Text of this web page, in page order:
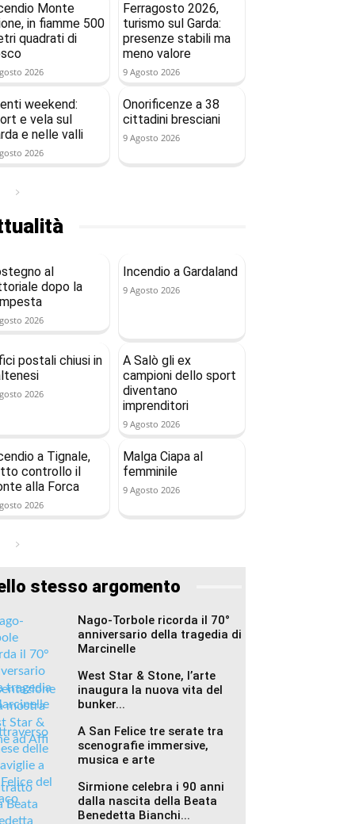
Monte
in fiamme 500
quadrati di
2026
Ferragosto 2026,
turismo sul Garda:
presenze stabili ma
meno valore
9 Agosto 2026
weekend:
e vela sul
e nelle valli
2026
Onorificenze a 38
cittadini bresciani
9 Agosto 2026
al
dopo la
2026
Incendio a Gardaland
9 Agosto 2026
postali chiusi in
2026
A Salò gli ex
campioni dello sport
diventano
imprenditori
9 Agosto 2026
a Tignale,
controllo il
alla Forca
2026
Malga Ciapa al
femminile
9 Agosto 2026
stesso argomento
Nago-Torbole ricorda il 70°
anniversario della tragedia di
Marcinelle
West Star & Stone, l’arte
inaugura la nuova vita del
bunker...
A San Felice tre serate tra
scenografie immersive,
musica e arte
Sirmione celebra i 90 anni
dalla nascita della Beata
Benedetta Bianchi...